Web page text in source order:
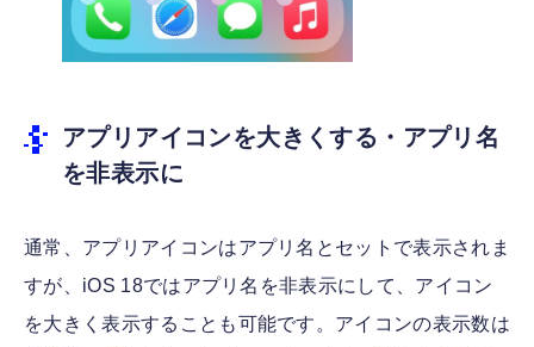
アプリアイコンを大きくする・アプリ名
を非表示に
通常、アプリアイコンはアプリ名とセットで表示されま
すが、iOS 18ではアプリ名を非表示にして、アイコン
を大きく表示することも可能です。アイコンの表示数は